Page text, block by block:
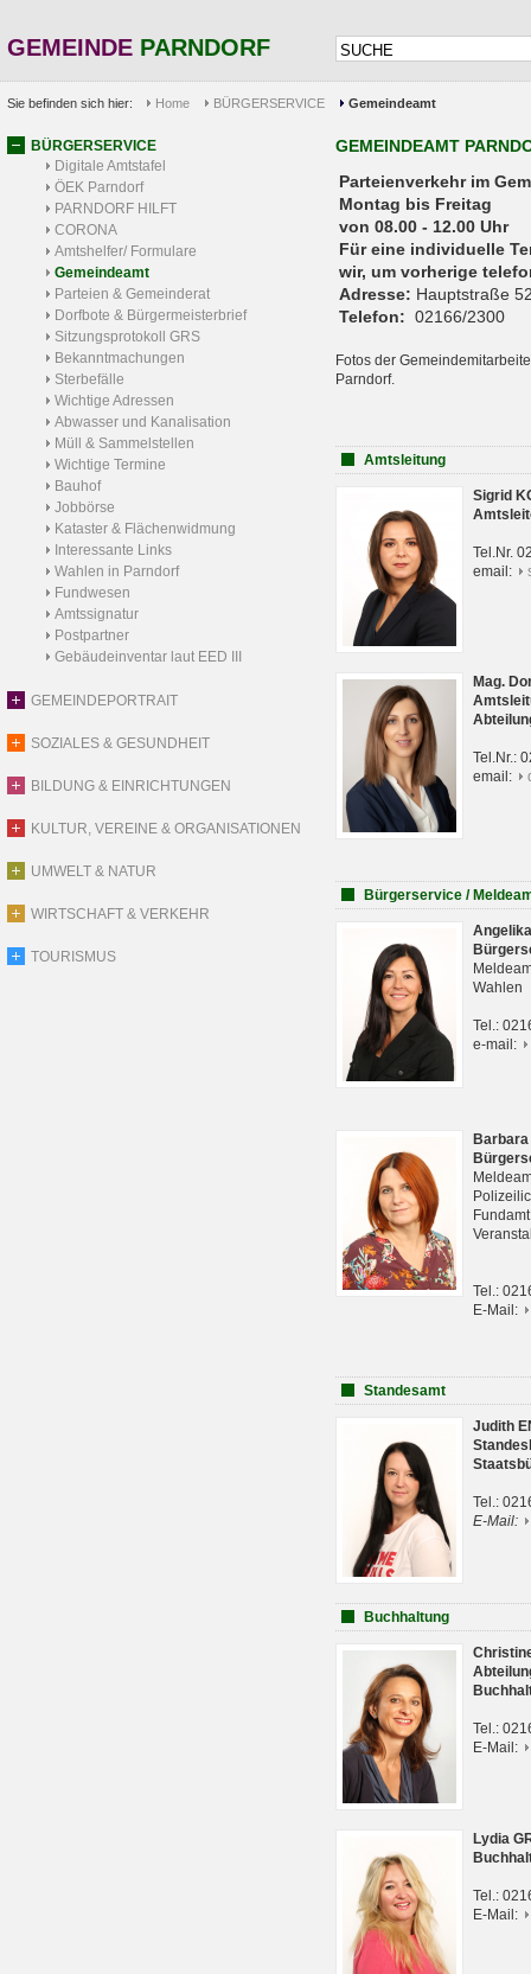
GEMEINDE PARNDORF
Sie befinden sich hier: Home BÜRGERSERVICE Gemeindeamt
BÜRGERSERVICE
Digitale Amtstafel
ÖEK Parndorf
PARNDORF HILFT
CORONA
Amtshelfer/ Formulare
Gemeindeamt
Parteien & Gemeinderat
Dorfbote & Bürgermeisterbrief
Sitzungsprotokoll GRS
Bekanntmachungen
Sterbefälle
Wichtige Adressen
Abwasser und Kanalisation
Müll & Sammelstellen
Wichtige Termine
Bauhof
Jobbörse
Kataster & Flächenwidmung
Interessante Links
Wahlen in Parndorf
Fundwesen
Amtssignatur
Postpartner
Gebäudeinventar laut EED III
GEMEINDEPORTRAIT
SOZIALES & GESUNDHEIT
BILDUNG & EINRICHTUNGEN
KULTUR, VEREINE & ORGANISATIONEN
UMWELT & NATUR
WIRTSCHAFT & VERKEHR
TOURISMUS
GEMEINDEAMT
Parteienverkehr
Montag bis Freitag
von 08.00 - 12.00 Uhr
Für eine individuelle
wir, um vorherige
Adresse: Hauptstraße
Telefon: 02166/2300
Fotos der
Parndorf.
Amtsleitung
Sigrid
Tel.Nr.
email:
Mag.
Tel.Nr.:
email:
Bürgerservice /
Wahlen
Tel.:
e-mail:
Tel.:
E-Mail:
Standesamt
Judith
Tel.:
E-Mail:
Buchhaltung
Tel.:
E-Mail:
Lydia
Tel.:
E-Mail: